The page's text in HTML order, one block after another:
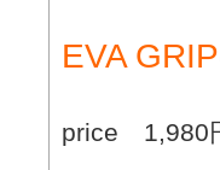
EVA GRIP
price 1,980